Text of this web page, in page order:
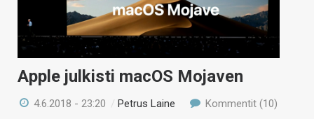
Apple julkisti macOS Mojaven
4.6.2018 - 23:20 /Petrus Laine Kommentit (10)